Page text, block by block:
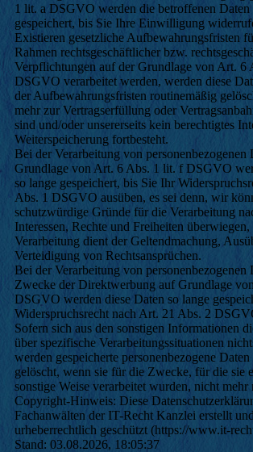
1 lit. a DSGVO werden die betroffenen Daten
gespeichert, bis Sie Ihre Einwilligung
Existieren gesetzliche Aufbewahrungsfristen
Rahmen rechtsgeschäftlicher bzw.
Verpflichtungen auf der Grundlage von Art. 6
DSGVO verarbeitet werden, werden diese
der Aufbewahrungsfristen routinemäßig
mehr zur Vertragserfüllung oder
sind und/oder unsererseits kein berechtigtes
Weiterspeicherung fortbesteht.
Bei der Verarbeitung von personenbezogenen
Grundlage von Art. 6 Abs. 1 lit. f DSGVO
so lange gespeichert, bis Sie Ihr
Abs. 1 DSGVO ausüben, es sei denn, wir
schutzwürdige Gründe für die Verarbeitung
Interessen, Rechte und Freiheiten überwiegen,
Verarbeitung dient der Geltendmachung,
Verteidigung von Rechtsansprüchen.
Bei der Verarbeitung von personenbezogenen
Zwecke der Direktwerbung auf Grundlage
DSGVO werden diese Daten so lange
Widerspruchsrecht nach Art. 21 Abs. 2
Sofern sich aus den sonstigen Informationen
über spezifische Verarbeitungssituationen
werden gespeicherte personenbezogene
gelöscht, wenn sie für die Zwecke, für die sie
sonstige Weise verarbeitet wurden, nicht
Copyright-Hinweis: Diese
Fachanwälten der IT-Recht Kanzlei erstellt
urheberrechtlich geschützt (https://www.it-
Stand: 03.08.2026, 18:05:37